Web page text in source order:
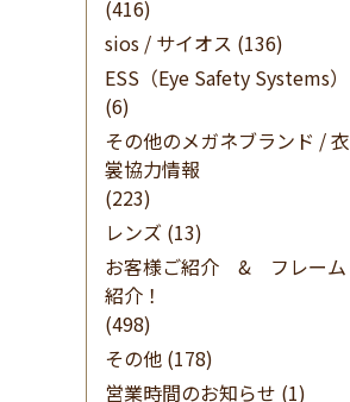
(416)
sios / サイオス (136)
ESS（Eye Safety Systems）
(6)
その他のメガネブランド / 衣
裳協力情報
(223)
レンズ (13)
お客様ご紹介 & フレーム
紹介！
(498)
その他 (178)
営業時間のお知らせ (1)